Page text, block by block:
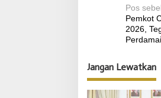
N
a
v
i
g
a
Pos
Pemkot
2026,
Jangan Lewatkan